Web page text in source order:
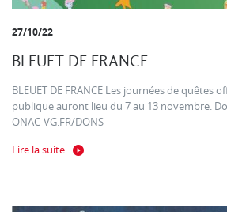
27/10/22
BLEUET DE FRANCE
BLEUET DE FRANCE Les journées de quêtes
publique auront lieu du 7 au 13 novembre.
ONAC-VG.FR/DONS
Lire la suite